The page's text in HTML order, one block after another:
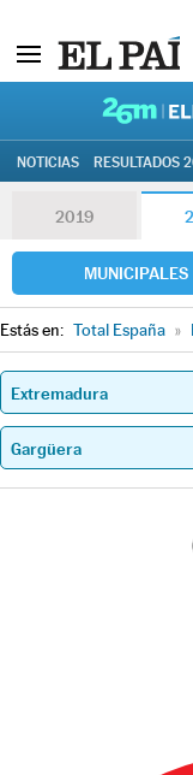
NOTICIAS RESULTADOS
2019
MUNICIPALES
Estás en: Total España »